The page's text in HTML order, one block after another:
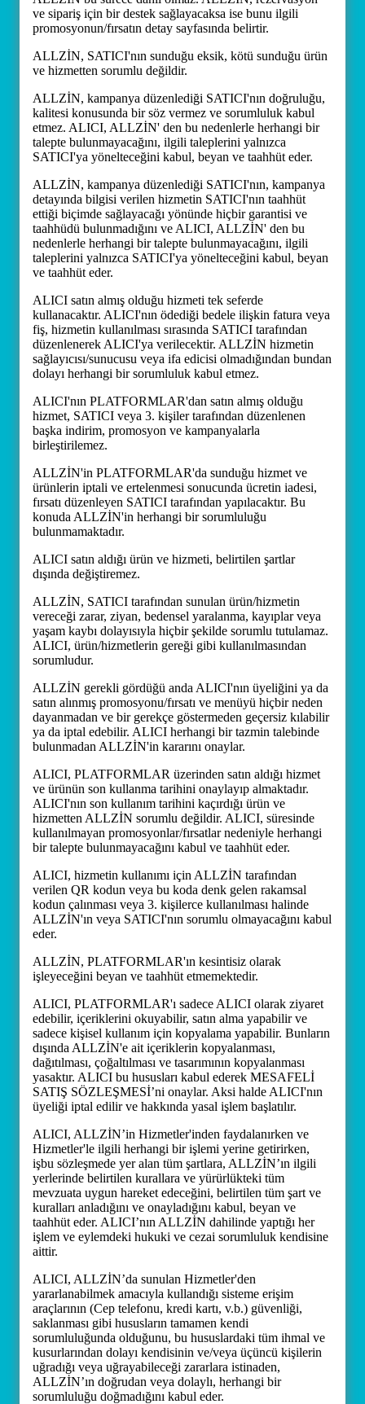
ve sipariş için bir destek sağlayacaksa ise bunu ilgili
promosyonun/fırsatın detay sayfasında belirtir.
ALLZİN, SATICI'nın sunduğu eksik, kötü sunduğu ürün
ve hizmetten sorumlu değildir.
ALLZİN, kampanya düzenlediği SATICI'nın doğruluğu,
kalitesi konusunda bir söz vermez ve sorumluluk kabul
etmez. ALICI, ALLZİN' den bu nedenlerle herhangi bir
talepte bulunmayacağını, ilgili taleplerini yalnızca
SATICI'ya yönelteceğini kabul, beyan ve taahhüt eder.
ALLZİN, kampanya düzenlediği SATICI'nın, kampanya
detayında bilgisi verilen hizmetin SATICI'nın taahhüt
ettiği biçimde sağlayacağı yönünde hiçbir garantisi ve
taahhüdü bulunmadığını ve ALICI, ALLZİN' den bu
nedenlerle herhangi bir talepte bulunmayacağını, ilgili
taleplerini yalnızca SATICI'ya yönelteceğini kabul, beyan
ve taahhüt eder.
ALICI satın almış olduğu hizmeti tek seferde
kullanacaktır. ALICI'nın ödediği bedele ilişkin fatura veya
fiş, hizmetin kullanılması sırasında SATICI tarafından
düzenlenerek ALICI'ya verilecektir. ALLZİN hizmetin
sağlayıcısı/sunucusu veya ifa edicisi olmadığından bundan
dolayı herhangi bir sorumluluk kabul etmez.
ALICI'nın PLATFORMLAR'dan satın almış olduğu
hizmet, SATICI veya 3. kişiler tarafından düzenlenen
başka indirim, promosyon ve kampanyalarla
birleştirilemez.
ALLZİN'in PLATFORMLAR'da sunduğu hizmet ve
ürünlerin iptali ve ertelenmesi sonucunda ücretin iadesi,
fırsatı düzenleyen SATICI tarafından yapılacaktır. Bu
konuda ALLZİN'in herhangi bir sorumluluğu
bulunmamaktadır.
ALICI satın aldığı ürün ve hizmeti, belirtilen şartlar
dışında değiştiremez.
ALLZİN, SATICI tarafından sunulan ürün/hizmetin
vereceği zarar, ziyan, bedensel yaralanma, kayıplar veya
yaşam kaybı dolayısıyla hiçbir şekilde sorumlu tutulamaz.
ALICI, ürün/hizmetlerin gereği gibi kullanılmasından
sorumludur.
ALLZİN gerekli gördüğü anda ALICI'nın üyeliğini ya da
satın alınmış promosyonu/fırsatı ve menüyü hiçbir neden
dayanmadan ve bir gerekçe göstermeden geçersiz kılabilir
ya da iptal edebilir. ALICI herhangi bir tazmin talebinde
bulunmadan ALLZİN'in kararını onaylar.
ALICI, PLATFORMLAR üzerinden satın aldığı hizmet
ve ürünün son kullanma tarihini onaylayıp almaktadır.
ALICI'nın son kullanım tarihini kaçırdığı ürün ve
hizmetten ALLZİN sorumlu değildir. ALICI, süresinde
kullanılmayan promosyonlar/fırsatlar nedeniyle herhangi
bir talepte bulunmayacağını kabul ve taahhüt eder.
ALICI, hizmetin kullanımı için ALLZİN tarafından
verilen QR kodun veya bu koda denk gelen rakamsal
kodun çalınması veya 3. kişilerce kullanılması halinde
ALLZİN'ın veya SATICI'nın sorumlu olmayacağını kabul
eder.
ALLZİN, PLATFORMLAR'ın kesintisiz olarak
işleyeceğini beyan ve taahhüt etmemektedir.
ALICI, PLATFORMLAR'ı sadece ALICI olarak ziyaret
edebilir, içeriklerini okuyabilir, satın alma yapabilir ve
sadece kişisel kullanım için kopyalama yapabilir. Bunların
dışında ALLZİN'e ait içeriklerin kopyalanması,
dağıtılması, çoğaltılması ve tasarımının kopyalanması
yasaktır. ALICI bu hususları kabul ederek MESAFELİ
SATIŞ SÖZLEŞMESİ’ni onaylar. Aksi halde ALICI'nın
üyeliği iptal edilir ve hakkında yasal işlem başlatılır.
ALICI, ALLZİN’in Hizmetler'inden faydalanırken ve
Hizmetler'le ilgili herhangi bir işlemi yerine getirirken,
işbu sözleşmede yer alan tüm şartlara, ALLZİN’ın ilgili
yerlerinde belirtilen kurallara ve yürürlükteki tüm
mevzuata uygun hareket edeceğini, belirtilen tüm şart ve
kuralları anladığını ve onayladığını kabul, beyan ve
taahhüt eder. ALICI’nın ALLZİN dahilinde yaptığı her
işlem ve eylemdeki hukuki ve cezai sorumluluk kendisine
aittir.
ALICI, ALLZİN’da sunulan Hizmetler'den
yararlanabilmek amacıyla kullandığı sisteme erişim
araçlarının (Cep telefonu, kredi kartı, v.b.) güvenliği,
saklanması gibi hususların tamamen kendi
sorumluluğunda olduğunu, bu hususlardaki tüm ihmal ve
kusurlarından dolayı kendisinin ve/veya üçüncü kişilerin
uğradığı veya uğrayabileceği zararlara istinaden,
ALLZİN’ın doğrudan veya dolaylı, herhangi bir
sorumluluğu doğmadığını kabul eder.